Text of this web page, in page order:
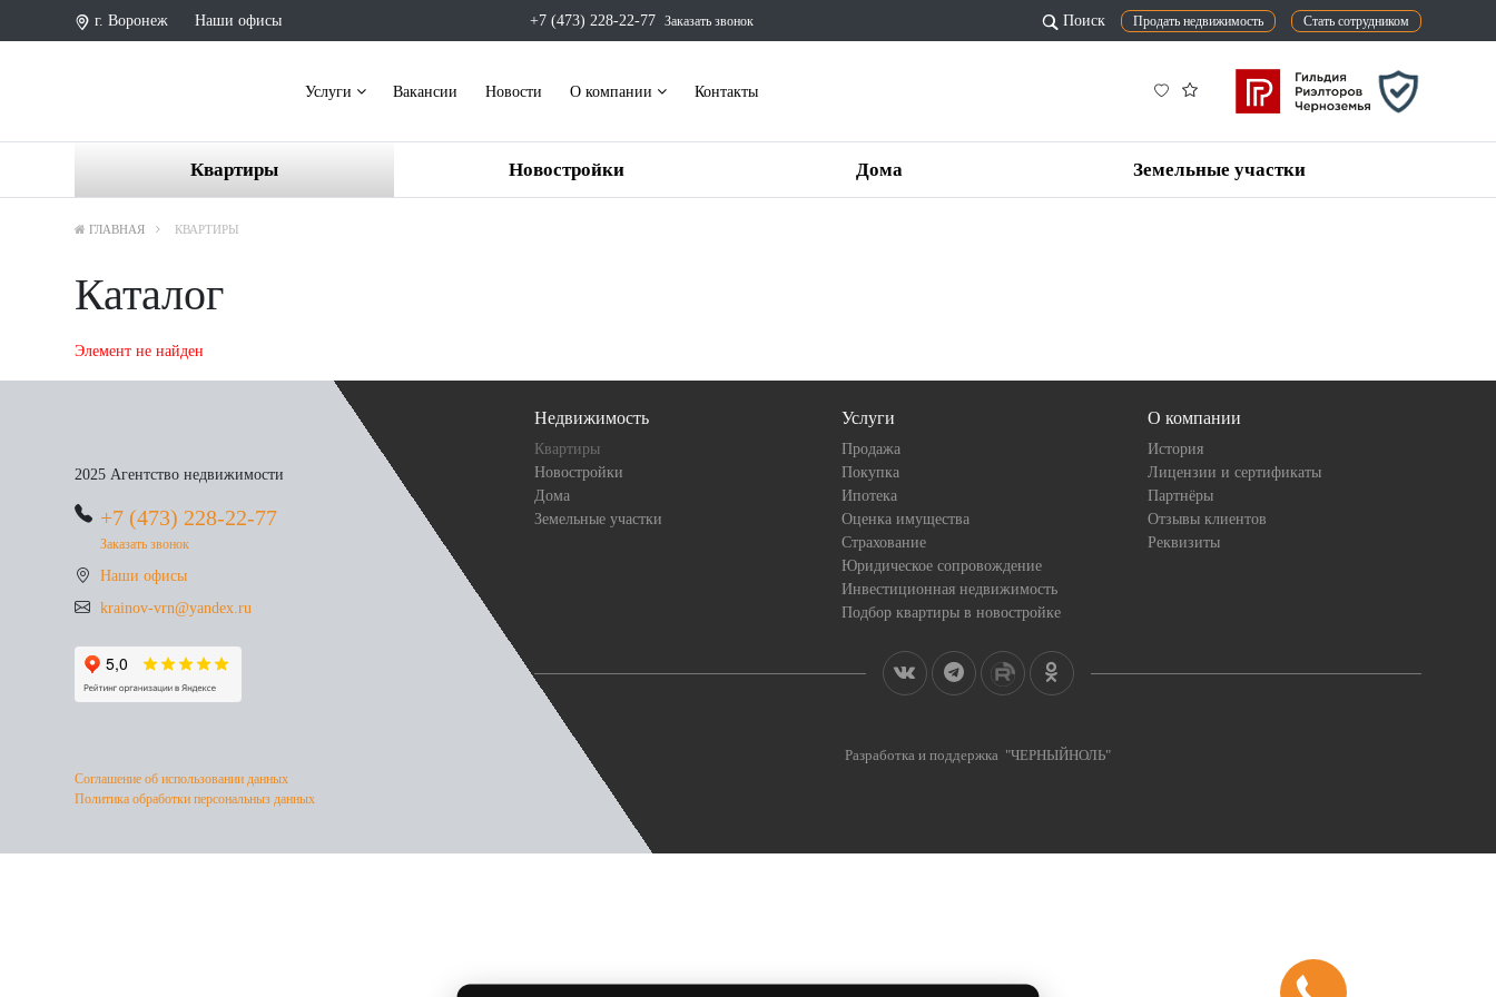
г. Воронеж Наши офисы +7 (473) 228-22-77 Заказать звонок Поиск Продать недвижимость Стать сотрудником
Услуги Вакансии Новости О компании Контакты
Квартиры Новостройки Дома Земельные участки
ГЛАВНАЯ КВАРТИРЫ
Каталог
Элемент не найден
2025 Агентство недвижимости
+7 (473) 228-22-77
Заказать звонок
Наши офисы
krainov-vrn@yandex.ru
Соглашение об использовании данных
Политика обработки персональныз данных
Недвижимость
Квартиры
Новостройки
Дома
Земельные участки
Услуги
Продажа
Покупка
Ипотека
Оценка имущества
Страхование
Юридическое сопровождение
Инвестиционная недвижимость
Подбор квартиры в новостройке
О компании
История
Лицензии и сертификаты
Партнёры
Отзывы клиентов
Реквизиты
Разработка и поддержка "ЧЕРНЫЙНОЛЬ"